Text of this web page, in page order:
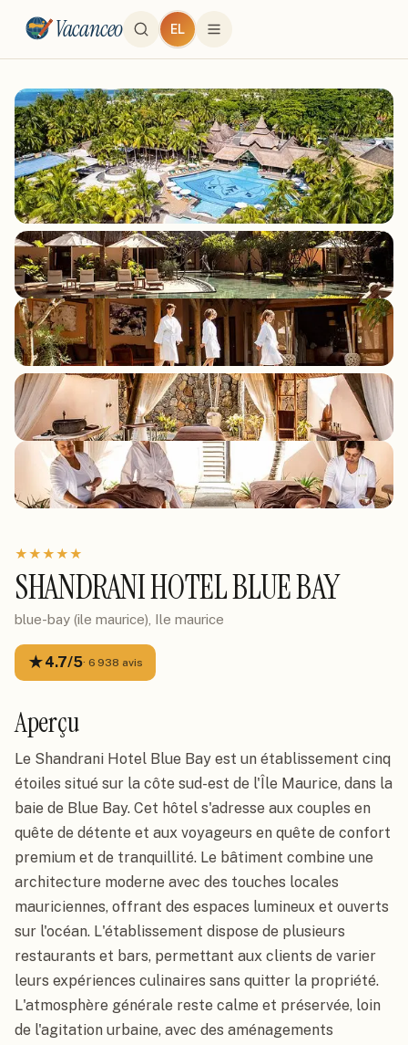
Vacanceo EL
★★★★★
SHANDRANI HOTEL BLUE BAY
blue-bay (ile maurice), Ile maurice
★4.7/5· 6 938 avis
Aperçu
Le Shandrani Hotel Blue Bay est un établissement cinq
étoiles situé sur la côte sud-est de l'Île Maurice, dans la
baie de Blue Bay. Cet hôtel s'adresse aux couples en
quête de détente et aux voyageurs en quête de confort
premium et de tranquillité. Le bâtiment combine une
architecture moderne avec des touches locales
mauriciennes, offrant des espaces lumineux et ouverts
sur l'océan. L'établissement dispose de plusieurs
restaurants et bars, permettant aux clients de varier
leurs expériences culinaires sans quitter la propriété.
L'atmosphère générale reste calme et préservée, loin
de l'agitation urbaine, avec des aménagements